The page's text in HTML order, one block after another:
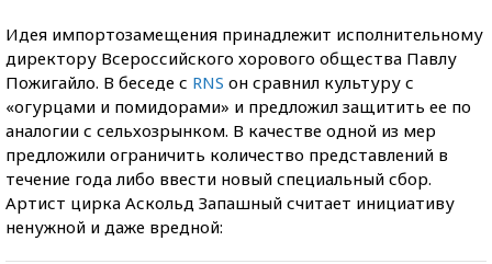
Идея импортозамещения принадлежит исполнительному
директору Всероссийского хорового общества Павлу
Пожигайло. В беседе с RNS он сравнил культуру с
«огурцами и помидорами» и предложил защитить ее по
аналогии с сельхозрынком. В качестве одной из мер
предложили ограничить количество представлений в
течение года либо ввести новый специальный сбор.
Артист цирка Аскольд Запашный считает инициативу
ненужной и даже вредной: